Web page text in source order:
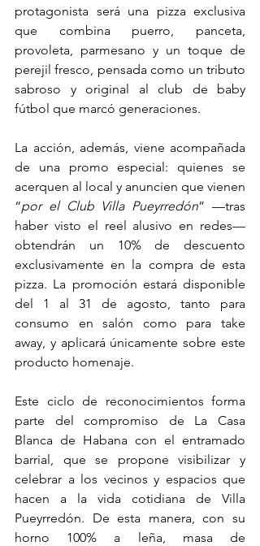
protagonista será una pizza exclusiva
que combina puerro, panceta,
provoleta, parmesano y un toque de
perejil fresco, pensada como un tributo
sabroso y original al club de baby
fútbol que marcó generaciones.
La acción, además, viene acompañada
de una promo especial: quienes se
acerquen al local y anuncien que vienen
“por el Club Villa Pueyrredón” —tras
haber visto el reel alusivo en redes—
obtendrán un 10% de descuento
exclusivamente en la compra de esta
pizza. La promoción estará disponible
del 1 al 31 de agosto, tanto para
consumo en salón como para take
away, y aplicará únicamente sobre este
producto homenaje.
Este ciclo de reconocimientos forma
parte del compromiso de La Casa
Blanca de Habana con el entramado
barrial, que se propone visibilizar y
celebrar a los vecinos y espacios que
hacen a la vida cotidiana de Villa
Pueyrredón. De esta manera, con su
horno 100% a leña, masa de